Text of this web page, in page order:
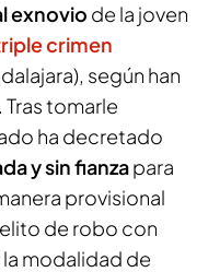
exnovio de la joven
crimen
según han
tomarle
ha decretado
y sin fianzapara
provisional
de robo con
modalidad de